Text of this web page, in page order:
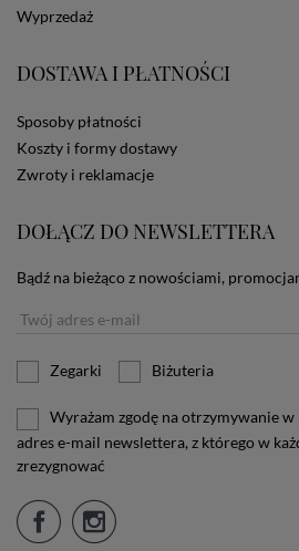
dotyczących cookies oznacza, że
użytkownika. Jeżeli użytkownik nie
informacji o plikach cookies.
Wyprzedaż
DOSTAWA I PŁATNOŚCI
Sposoby płatności
Koszty i formy dostawy
Zwroty i reklamacje
DOŁĄCZ DO NEWSLETTERA
Bądź na bieżąco z nowościami,
Zegarki Biżuteria
Wyrażam zgodę na otrzymywanie w
adres e-mail newslettera, z którego w
zrezygnować